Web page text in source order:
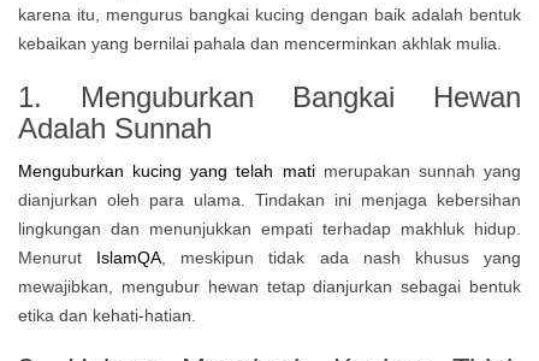
karena itu, mengurus bangkai kucing dengan baik adalah bentuk
kebaikan yang bernilai pahala dan mencerminkan akhlak mulia.
1. Menguburkan Bangkai Hewan
Adalah Sunnah
Menguburkan kucing yang telah matimerupakan sunnah yang
dianjurkan oleh para ulama. Tindakan ini menjaga kebersihan
lingkungan dan menunjukkan empati terhadap makhluk hidup.
Menurut
IslamQA , meskipun tidak ada nash khusus yang
mewajibkan, mengubur hewan tetap dianjurkan sebagai bentuk
etika dan kehati-hatian.